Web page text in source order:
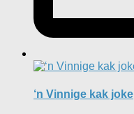
‘n Vinnige kak joke